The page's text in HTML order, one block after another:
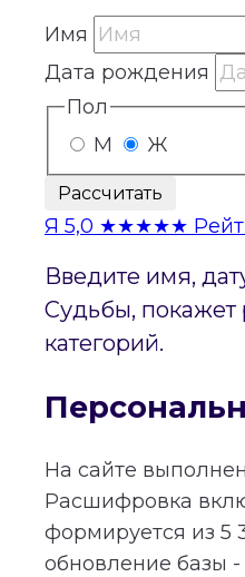
Имя
Дата рождения
Пол
М
Ж
Рассчитать
Я 5,0 ★★★★★
Введите имя,
Судьбы, покажет
категорий.
На сайте
Расшифровка
формируется из 5
обновление базы -